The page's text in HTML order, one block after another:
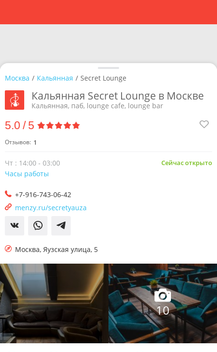
10
Москва / Кальянная / Secret Lounge
Кальянная Secret Lounge в Москве
Кальянная, паб, lounge cafe, lounge bar
5.0 / 5
Отзывов: 1
+7-916-743-06-42
menzy.ru/secretyauza
Москва, Яузская улица, 5
Сейчас открыто
Чт : 14:00 - 03:00
Часы работы